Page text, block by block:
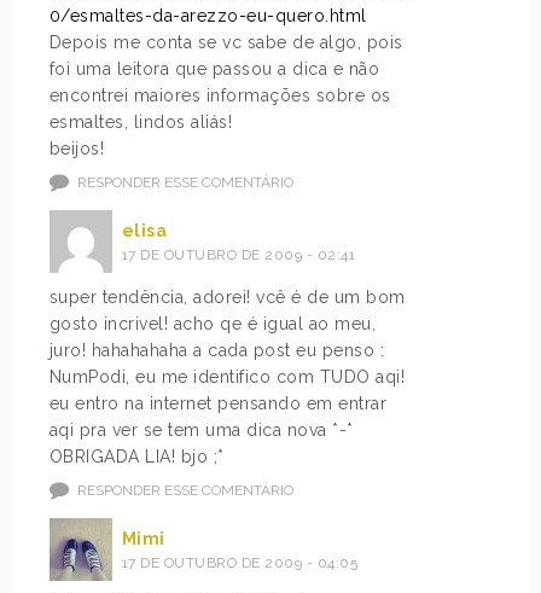
0/esmaltes-da-arezzo-eu-quero.html
Depois me conta se vc sabe de algo, pois
foi uma leitora que passou a dica e não
encontrei maiores informações sobre os
esmaltes, lindos aliás!
beijos!
RESPONDER ESSE COMENTÁRIO
elisa
17 DE OUTUBRO DE 2009 - 02:41
super tendência, adorei! vcê é de um bom
gosto incrivel! acho qe é igual ao meu,
juro! hahahahaha a cada post eu penso :
NumPodi, eu me identifico com TUDO aqi!
eu entro na internet pensando em entrar
aqi pra ver se tem uma dica nova *-*
OBRIGADA LIA! bjo ;*
RESPONDER ESSE COMENTÁRIO
Mimi
17 DE OUTUBRO DE 2009 - 04:05